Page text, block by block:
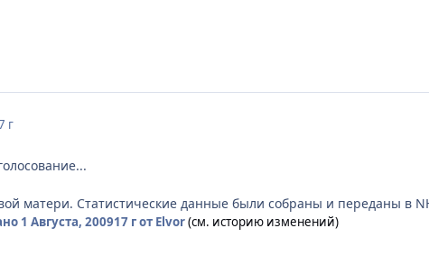
г
матери. Статистические данные были собраны и переданы в
1 Августа, 200917 гот Elvor(см. историю изменений)